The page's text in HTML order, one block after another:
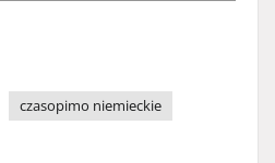
czasopimo niemieckie